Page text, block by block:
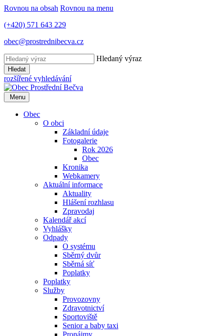
Rovnou na obsah Rovnou na menu
(+420) 571 643 229
obec@prostrednibecva.cz
Hledaný výraz
Hledat
rozšířené vyhledávání
Menu
Obec
O obci
Základní údaje
Fotogalerie
Rok 2026
Obec
Kronika
Webkamery
Aktuální informace
Aktuality
Hlášení rozhlasu
Zpravodaj
Kalendář akcí
Vyhlášky
Odpady
O systému
Sběrný dvůr
Sběrná síť
Poplatky
Poplatky
Služby
Provozovny
Zdravotnictví
Sportoviště
Senior a baby taxi
Pronájmy